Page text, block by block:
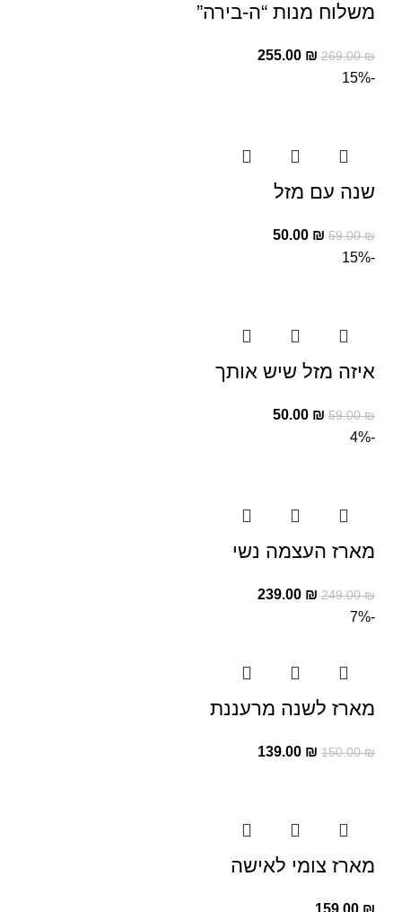
משלוח מנות “ה-בירה”
269.00₪
255.00 ₪
-15%
שנה עם מזל
59.00₪
50.00 ₪
-15%
איזה מזל שיש אותך
59.00₪
50.00 ₪
-4%
מארז העצמה נשי
249.00₪
239.00 ₪
-7%
מארז לשנה מרעננת
150.00₪
139.00 ₪
מארז צומי לאישה
159.00 ₪